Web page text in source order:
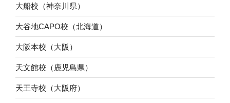
大船校（神奈川県）
大谷地CAPO校（北海道）
大阪本校（大阪）
天文館校（鹿児島県）
天王寺校（大阪府）